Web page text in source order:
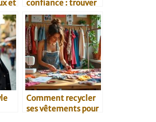
et
confiance : trouver
son identité à
travers le style
Comment recycler
ses vêtements pour